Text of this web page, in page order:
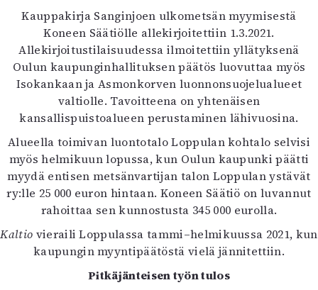
1/2026
6/2025
5/2025 saame
5/2025
Lehtiarkisto
Info
Tilaus ja irtonumerot
Yhteistyössä
Toimitus
Mediatiedot
Kaltio ry
Kauppakirja Sanginjoen ulkometsän myymisestä
Koneen Säätiölle allekirjoitettiin 1.3.2021.
Allekirjoitustilaisuudessa ilmoitettiin yllätyksenä
Oulun kaupunginhallituksen päätös luovuttaa myös
Isokankaan ja Asmonkorven luonnonsuojelualueet
valtiolle. Tavoitteena on yhtenäisen
kansallispuistoalueen perustaminen lähivuosina.
Alueella toimivan luontotalo Loppulan kohtalo selvisi
myös helmikuun lopussa, kun Oulun kaupunki päätti
myydä entisen metsänvartijan talon Loppulan ystävät
ry:lle 25 000 euron hintaan. Koneen Säätiö on luvannut
rahoittaa sen kunnostusta 345 000 eurolla.
Kaltio vieraili Loppulassa tammi–helmikuussa 2021, kun
kaupungin myyntipäätöstä vielä jännitettiin.
Pitkäjänteisen työn tulos